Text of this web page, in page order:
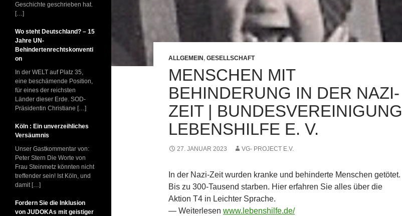
ALLGEMEIN , GESELLSCHAFT
MENSCHEN MIT
BEHINDERUNG IN DER NAZI-
ZEIT | BUNDESVEREINIGUNG
LEBENSHILFE E. V.
27. JANUAR 2023 VG- PROJECT E.V.
In der Nazi-Zeit wurden kranke und behinderte Menschen getötet.
Bis zu 300-Tausend starben. Hier erfahren Sie alles über die
Aktion T4 in Leichter Sprache.
— Weiterlesen www.lebenshilfe.de/
Geschichte geschrieben hat.
[…]
Wo steht Deutschland? – 15
Jahre UN-
Behindertenrechtskonventi
on
In der WELT auf Platz 35,
eine beschämende Position,
für eines der reichsten
Länder dieser Erde. SOD-
Präsidentin Christiane […]
Köln : Ein unverzeihliches
Versäumnis
Unser Gastkommentar von:
Peter Stern Die Worte von
Frau Steinmetz könnten nicht
treffender sein! Ist Köln, und
damit […]
Fordern Sie die Inklusion
von JUDOKAs mit geistiger